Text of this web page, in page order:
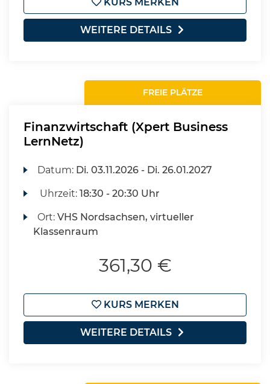
WEITERE DETAILS
FREIE PLÄTZE
Finanzwirtschaft (Xpert Business
LernNetz)
Datum: Di. 03.11.2026 - Di. 26.01.2027
Uhrzeit:18:30 - 20:30 Uhr
Ort:VHS Nordsachsen, virtueller
Klassenraum
361,30 €
KURS MERKEN
WEITERE DETAILS